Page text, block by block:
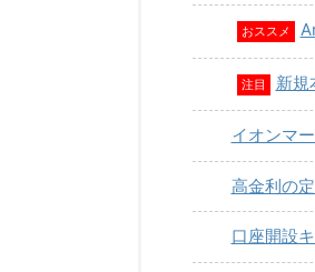
おススメ
注目 新規
イオンマ
高金利の
口座開設